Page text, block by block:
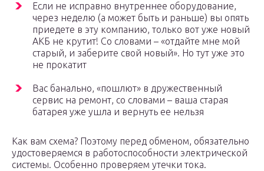
Если не исправно внутреннее оборудование,
через неделю (а может быть и раньше) вы опять
приедете в эту компанию, только вот уже новый
АКБ не крутит! Со словами – «отдайте мне мой
старый, и заберите свой новый». Но тут уже это
не прокатит
Вас банально, «пошлют» в дружественный
сервис на ремонт, со словами – ваша старая
батарея уже ушла и вернуть ее нельзя
Как вам схема? Поэтому перед обменом, обязательно
удостоверяемся в работоспособности электрической
системы. Особенно проверяем утечки тока.